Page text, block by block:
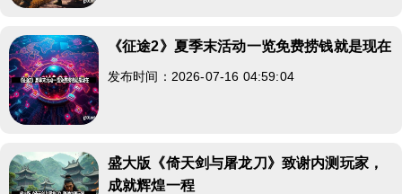
《征途2》夏季末活动一览免费捞钱就是现在
发布时间：2026-07-16 04:59:04
盛大版《倚天剑与屠龙刀》致谢内测玩家，
成就辉煌一程